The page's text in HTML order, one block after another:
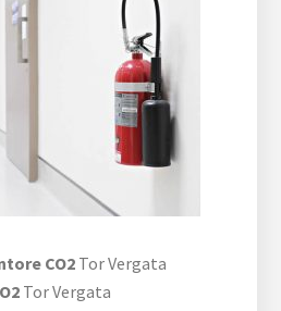
CO2 Tor Vergata
Tor Vergata